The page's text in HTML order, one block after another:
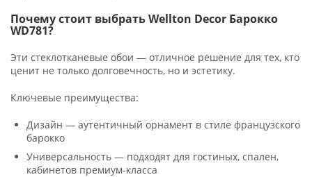
Почему стоит выбрать Wellton Decor Барокко
WD781?
Эти стеклотканевые обои — отличное решение для тех, кто
ценит не только долговечность, но и эстетику.
Ключевые преимущества:
Дизайн — аутентичный орнамент в стиле французского
барокко
Универсальность — подходят для гостиных, спален,
кабинетов премиум-класса